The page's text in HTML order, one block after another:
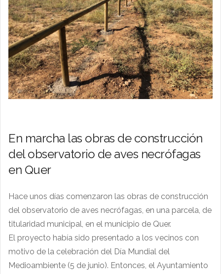
En marcha las obras de construcción
del observatorio de aves necrófagas
en Quer
Hace unos días comenzaron las obras de construcción
del observatorio de aves necrófagas, en una parcela, de
titularidad municipal, en el municipio de Quer.
El proyecto había sido presentado a los vecinos con
motivo de la celebración del Día Mundial del
Medioambiente (5 de junio). Entonces, el Ayuntamiento